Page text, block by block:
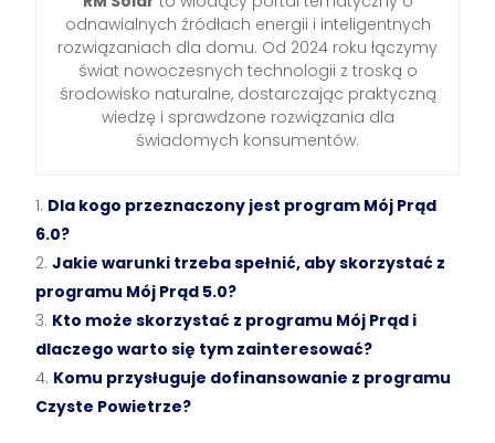
odnawialnych źródłach energii i inteligentnych
rozwiązaniach dla domu. Od 2024 roku łączymy
świat nowoczesnych technologii z troską o
środowisko naturalne, dostarczając praktyczną
wiedzę i sprawdzone rozwiązania dla
świadomych konsumentów.
Dla kogo przeznaczony jest program Mój Prąd
6.0?
Jakie warunki trzeba spełnić, aby skorzystać z
programu Mój Prąd 5.0?
Kto może skorzystać z programu Mój Prąd i
dlaczego warto się tym zainteresować?
Komu przysługuje dofinansowanie z programu
Czyste Powietrze?